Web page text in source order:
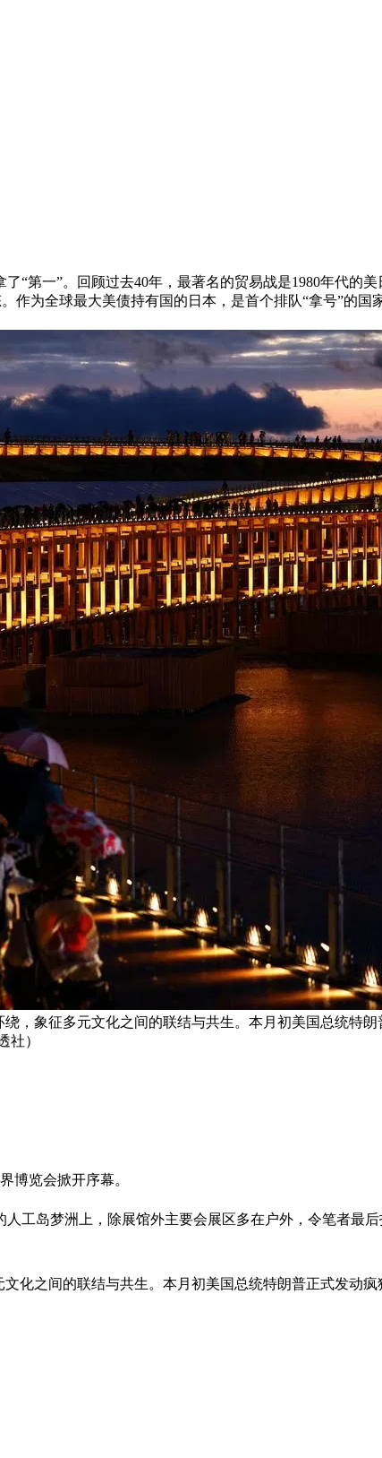
“第一”。回顾过去40年，最著名的贸易战是1980年代的
作为全球最大美债持有国的日本，是首个排队“拿号”的
，象征多元文化之间的联结与共生。本月初美国总统特
社）
博览会掀开序幕。
工岛梦洲上，除展馆外主要会展区多在户外，令笔者最
化之间的联结与共生。本月初美国总统特朗普正式发动